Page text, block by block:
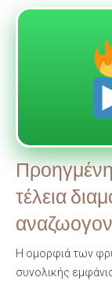
τέλεια
Η ομορφιά των
συνολικής